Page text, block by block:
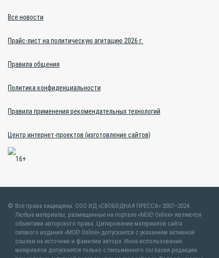
Все новости
Прайс-лист на политическую агитацию 2026 г.
Правила общения
Политика конфиденциальности
Правила применения рекомендательных технологий
Центр интернет-проектов (изготовление сайтов)
Все права защищены. ООО ИД «СВОБОДНАЯ ПРЕССА» 2007–2024.
Любые материалы, размещенные на портале «МОЁ! Online» являются
объектами авторского права. Цитирование материалов сайта
сетевого издания «МОЁ! Online» допускается с указанием активной
ссылки на источник и фамилии автора. Иное использование
материалов допускается только с письменного согласия редакции